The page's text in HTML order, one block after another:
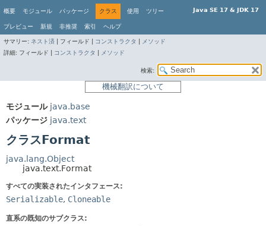
Java SE 17 & JDK 17
概要 モジュール パッケージ クラス 使用 ツリー
プレビュー 新規 非推奨 索引 ヘルプ
サマリー: ネスト済 フィールド | コンストラクタ
メソッド
詳細: フィールド | コンストラクタ メソッド
検索:
機械翻訳について
モジュール java.base
パッケージ java.text
クラスFormat
java.lang.Object
java.text.Format
すべての実装されたインタフェース:
Serializable, Cloneable
直系の既知のサブクラス: